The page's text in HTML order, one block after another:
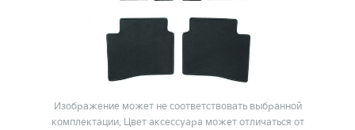
Изображение может не соответствовать выбранной
комплектации. Цвет аксессуара может отличаться от